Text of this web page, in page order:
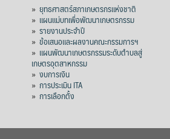
» ยุทธศาสตร์สภาเกษตรกรแห่งชาติ
» แผนแม่บทเพื่อพัฒนาเกษตรกรรม
» รายงานประจำปี
» ข้อเสนอและผลงานคณะกรรมการฯ
» แผนพัฒนาเกษตรกรรมระดับตำบลสู่
เกษตรอุตสาหกรรม
» งบการเงิน
» การประเมิน ITA
» การเลือกตั้ง